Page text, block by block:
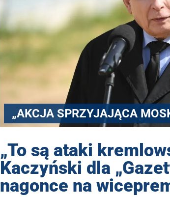
„AKCJA SPRZYJAJĄCA
„To są ataki
Kaczyński dla
nagonce na